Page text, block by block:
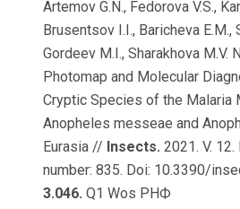
Artemov G.N., Fedorova V.S.,
Brusentsov I.I., Baricheva E.M.,
Gordeev M.I., Sharakhova M.V.
Photomap and Molecular
Cryptic Species of the Malaria
Anopheles messeae and
Eurasia // Insects. 2021. V.
number: 835. Doi: 10.3390/
3.046. Q1 Wos РНФ